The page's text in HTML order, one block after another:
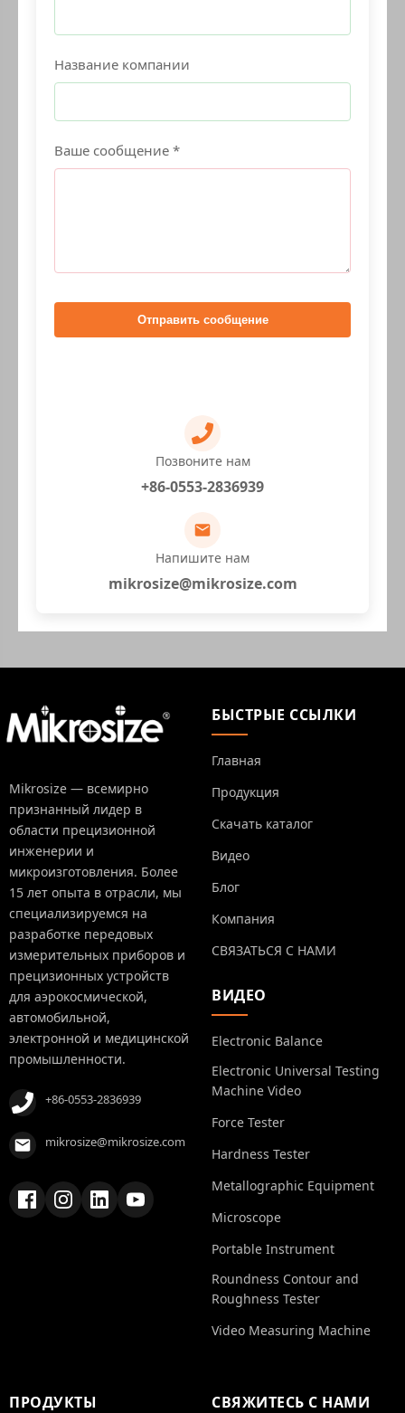
Название компании
Ваше сообщение *
Отправить сообщение
Позвоните нам
+86-0553-2836939
Напишите нам
mikrosize@mikrosize.com
Mikrosize — всемирно
признанный лидер в
области прецизионной
инженерии и
микроизготовления. Более
15 лет опыта в отрасли, мы
специализируемся на
разработке передовых
измерительных приборов и
прецизионных устройств
для аэрокосмической,
автомобильной,
электронной и медицинской
промышленности.
+86-0553-2836939
mikrosize@mikrosize.com
БЫСТРЫЕ ССЫЛКИ
Главная
Продукция
Скачать каталог
Видео
Блог
Компания
СВЯЗАТЬСЯ С НАМИ
ВИДЕО
Electronic Balance
Electronic Universal Testing
Machine Video
Force Tester
Hardness Tester
Metallographic Equipment
Microscope
Portable Instrument
Roundness Contour and
Roughness Tester
Video Measuring Machine
ПРОДУКТЫ СВЯЖИТЕСЬ С НАМИ